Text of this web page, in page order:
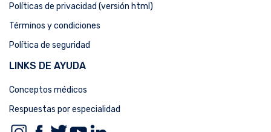
Políticas de privacidad (versión html)
Términos y condiciones
Política de seguridad
LINKS DE AYUDA
Conceptos médicos
Respuestas por especialidad